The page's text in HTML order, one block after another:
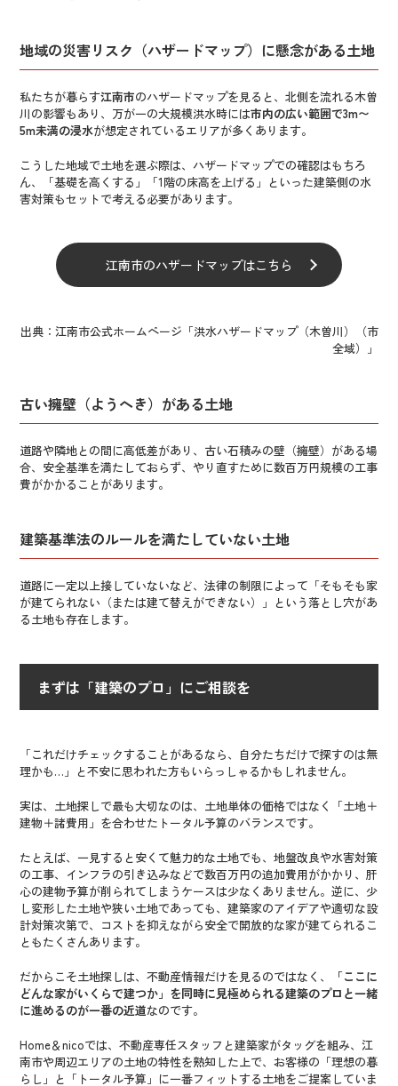
地域の災害リスク（ハザードマップ）に懸念がある土地
私たちが暮らす江南市のハザードマップを見ると、北側を流れる木曽
川の影響もあり、万が一の大規模洪水時には市内の広い範囲で3m〜
5m未満の浸水が想定されているエリアが多くあります。
こうした地域で土地を選ぶ際は、ハザードマップでの確認はもちろ
ん、「基礎を高くする」「1階の床高を上げる」といった建築側の水
害対策もセットで考える必要があります。
江南市のハザードマップはこちら
出典：江南市公式ホームページ「洪水ハザードマップ（木曽川）（市
全域）」
古い擁壁（ようへき）がある土地
道路や隣地との間に高低差があり、古い石積みの壁（擁壁）がある場
合、安全基準を満たしておらず、やり直すために数百万円規模の工事
費がかかることがあります。
建築基準法のルールを満たしていない土地
道路に一定以上接していないなど、法律の制限によって「そもそも家
が建てられない（または建て替えができない）」という落とし穴があ
る土地も存在します。
まずは「建築のプロ」にご相談を
「これだけチェックすることがあるなら、自分たちだけで探すのは無
理かも…」と不安に思われた方もいらっしゃるかもしれません。
実は、土地探しで最も大切なのは、土地単体の価格ではなく「土地＋
建物＋諸費用」を合わせたトータル予算のバランスです。
たとえば、一見すると安くて魅力的な土地でも、地盤改良や水害対策
の工事、インフラの引き込みなどで数百万円の追加費用がかかり、肝
心の建物予算が削られてしまうケースは少なくありません。逆に、少
し変形した土地や狭い土地であっても、建築家のアイデアや適切な設
計対策次第で、コストを抑えながら安全で開放的な家が建てられるこ
ともたくさんあります。
だからこそ土地探しは、不動産情報だけを見るのではなく、
「ここに
どんな家がいくらで建つか」を同時に見極められる建築のプロと一緒
に進めるのが一番の近道なのです。
Home＆nicoでは、不動産専任スタッフと建築家がタッグを組み、江
南市や周辺エリアの土地の特性を熟知した上で、お客様の「理想の暮
らし」と「トータル予算」に一番フィットする土地をご提案していま